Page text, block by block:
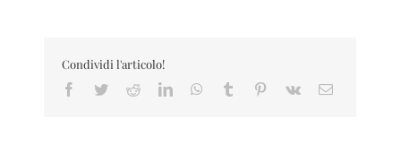
Condividi l'articolo!
Facebook
TwitterRedditLinkedInWhatsApp
Tumblr Pinterest
Vk Email